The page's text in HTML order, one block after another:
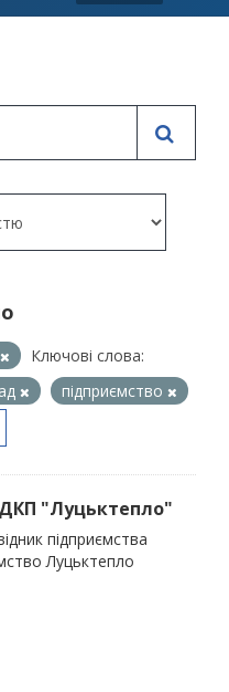
Ключові слова:
підприємство
"Луцьктепло"
підприємства
Луцьктепло